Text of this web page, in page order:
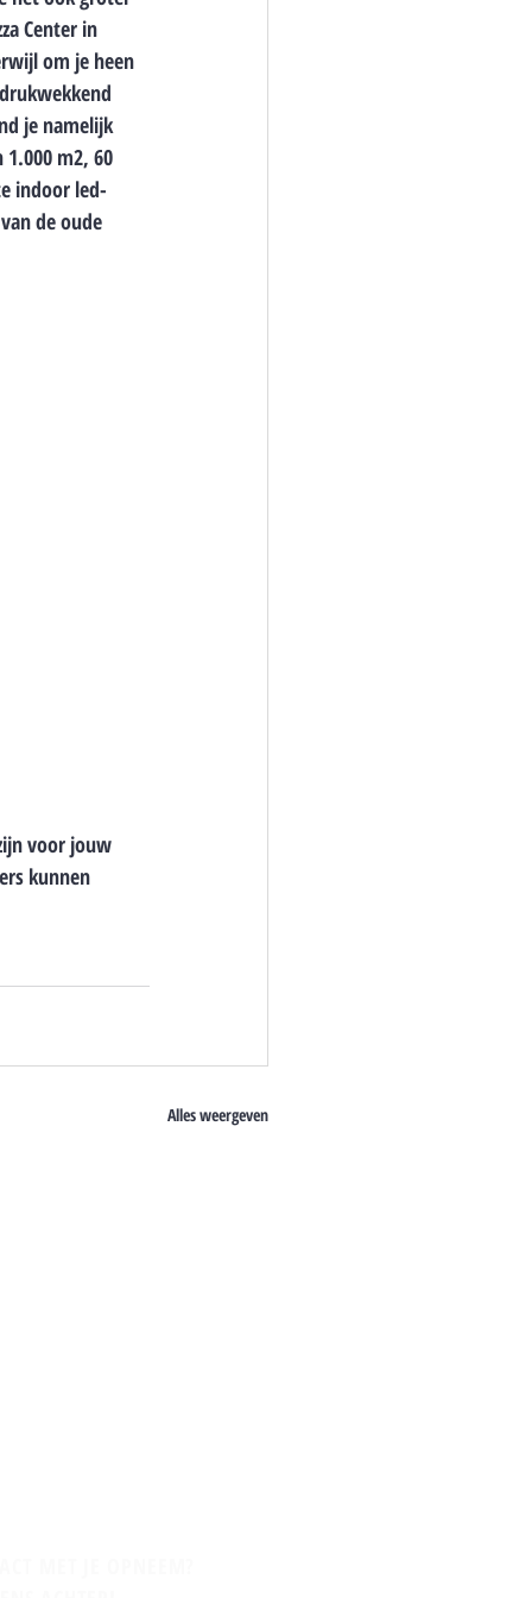
Center in
om je heen
je namelijk
m2, 60
indoor led-
de oude
voor jouw
kunnen
Alles weergeven